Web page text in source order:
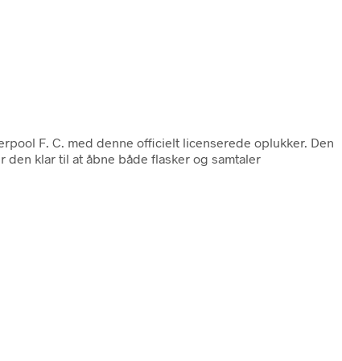
F. C. med denne officielt licenserede oplukker. Den
klar til at åbne både flasker og samtaler